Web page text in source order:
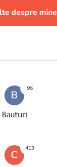
despre mine
B
Bauturi
95
C
413